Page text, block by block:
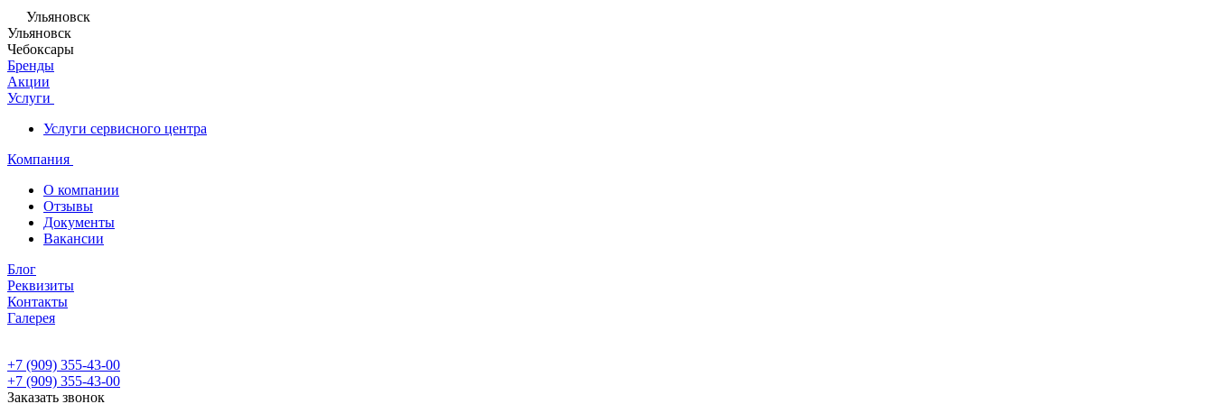
Ульяновск
Ульяновск
Чебоксары
Бренды
Акции
Услуги
Услуги сервисного центра
Компания
О компании
Отзывы
Документы
Вакансии
Блог
Реквизиты
Контакты
Галерея
+7 (909) 355-43-00
+7 (909) 355-43-00
Заказать звонок